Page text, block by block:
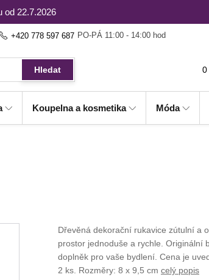
22.7.2026
Hledat
+420 778 597 687 PO-PÁ 11:00 - 14:00 hod
0
Koupelna a kosmetika Móda
Dřevěná dekorační rukavice zútulní a
prostor jednoduše a rychle. Originální
doplněk pro vaše bydlení. Cena je
2 ks. Rozměry: 8 x 9,5 cm celý popis